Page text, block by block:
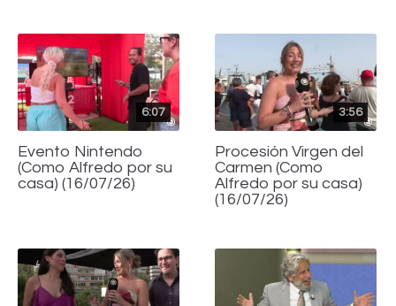
6:07
Evento Nintendo
(Como Alfredo por su
casa) (16/07/26)
3:56
Procesión Virgen del
Carmen (Como
Alfredo por su casa)
(16/07/26)